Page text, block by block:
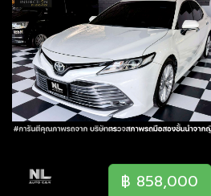
฿ 858,000